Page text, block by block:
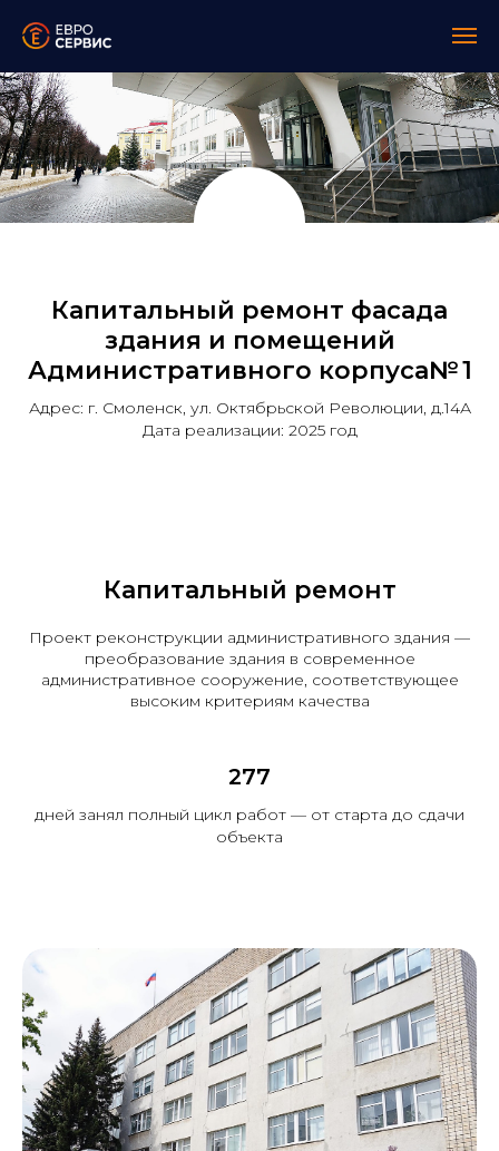
Капитальный ремонт фасада
здания и помещений
Административного корпуса№ 1
Адрес: г. Смоленск, ул. Октябрьской Революции, д.14А
Дата реализации: 2025 год
Капитальный ремонт
Проект реконструкции административного здания —
преобразование здания в современное
административное сооружение, соответствующее
высоким критериям качества
277
дней занял полный цикл работ — от старта до сдачи
объекта